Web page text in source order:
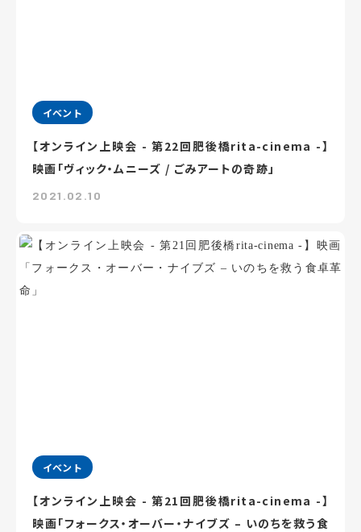
イベント
【オンライン上映会 - 第22回肥後橋rita-cinema -】
映画「ヴィック・ムニーズ / ごみアートの奇跡」
2021.02.10
イベント
【オンライン上映会 - 第21回肥後橋rita-cinema -】
映画「フォークス・オーバー・ナイブズ – いのちを救う食